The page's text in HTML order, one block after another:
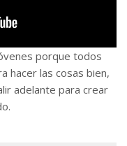
porque todos
hacer las cosas bien,
adelante para crear